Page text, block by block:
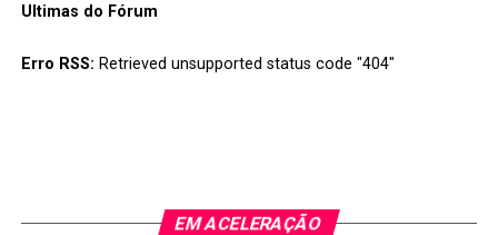
primeiro ano parece que tal será conseguido sem grande
Ultimas do Fórum
Erro RSS: Retrieved unsupported status code "404"
EM ACELERAÇÃO